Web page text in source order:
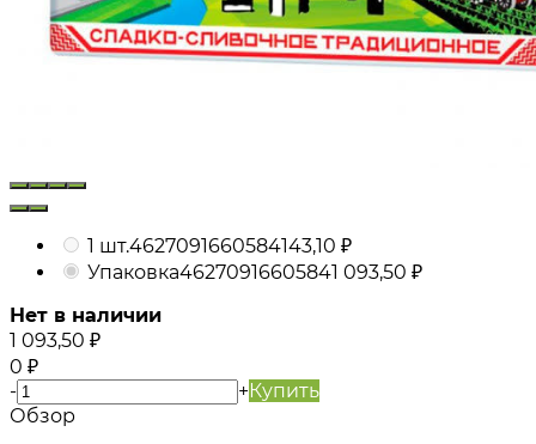
1 шт.4627091660584143,10 ₽
Упаковка46270916605841 093,50 ₽
Нет в наличии
1 093,50 ₽
0 ₽
-
+Купить
Обзор